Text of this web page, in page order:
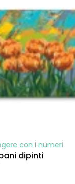
con i numeri
dipinti